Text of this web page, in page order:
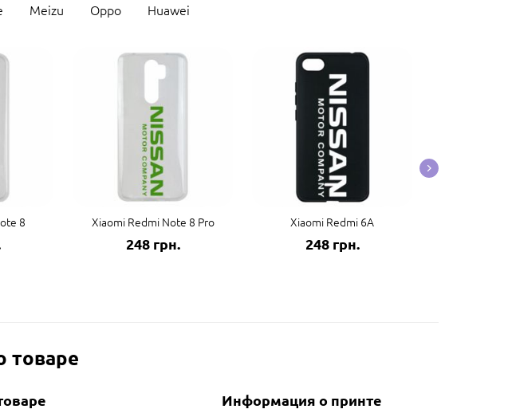
Meizu Oppo Huawei
8 Xiaomi Redmi Note 8 Pro
248 грн.
Xiaomi Redmi 6A
248 грн.
товаре
Информация о принте